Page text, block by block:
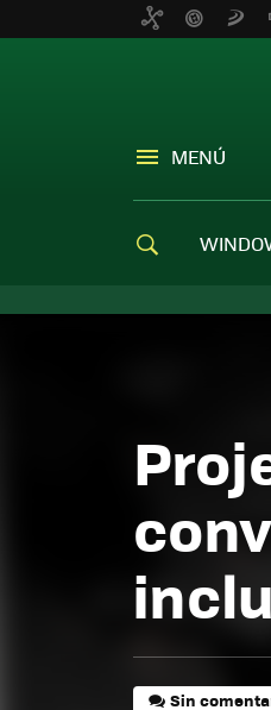
MENÚ
Sin